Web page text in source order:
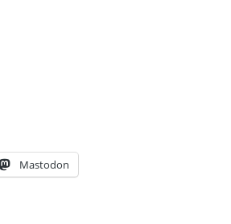
Mastodon